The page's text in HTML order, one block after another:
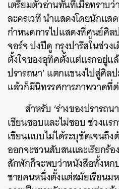
เตรียมตัวอ่านทันทีเมื่อทราบ
ละครเวที นำแสดงโดยนักแส
กำหนดการไปแสดงที่ศูนย์ศิ
จอร์จ ปงปีดู กรุงปารีสในช่ว
ตั้งใจของอุทิศตั้งแต่แรกอยู่แล้
ปรารถนา’ แตกแขนงไปสู่ศิล
แล้วก็มีนิทรรศการภาพวาดที่
สำหรับ ‘ร่างของปรารถ
เขียนชอบและไม่ชอบ ช่วงแร
เขียนแบบไม่ได้ระบุชัดเจนถึง
ออกจะชวนสับสนและเรียกร้
สักพักก็จะพบว่าหนังสือทั้งห
ชายคนหนึ่งตั้งแต่สมัยเรียนม